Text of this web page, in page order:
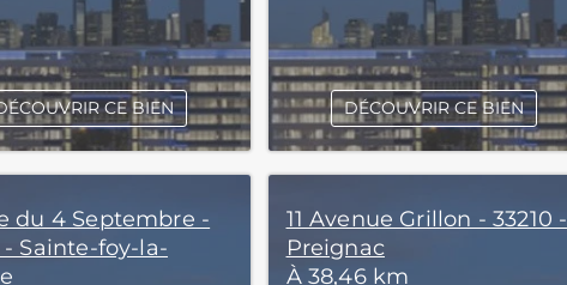
CE BIEN DÉCOUVRIR CE BIEN
du 4 Septembre -
- Sainte-foy-la-
11 Avenue Grillon - 33210 -
Preignac
À 38,46 km